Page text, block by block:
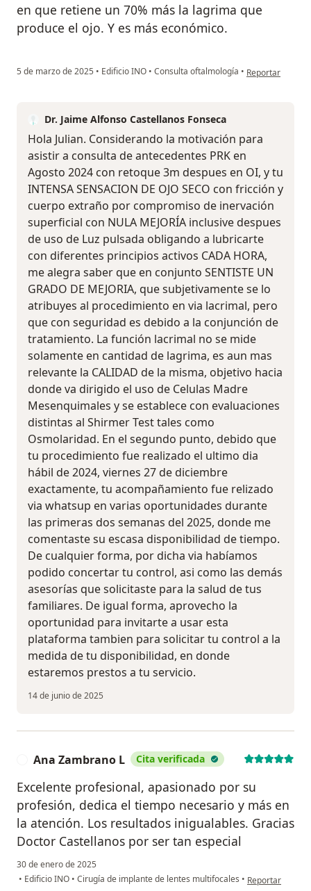
en que retiene un 70% más la lagrima que
produce el ojo. Y es más económico.
5 de marzo de 2025 • Edificio INO • Consulta oftalmología • en opinión del
Reportar
Dr. Jaime Alfonso Castellanos Fonseca
Hola Julian. Considerando la motivación para
asistir a consulta de antecedentes PRK en
Agosto 2024 con retoque 3m despues en OI, y tu
INTENSA SENSACION DE OJO SECO con fricción y
cuerpo extraño por compromiso de inervación
superficial con NULA MEJORÍA inclusive despues
de uso de Luz pulsada obligando a lubricarte
con diferentes principios activos CADA HORA,
me alegra saber que en conjunto SENTISTE UN
GRADO DE MEJORIA, que subjetivamente se lo
atribuyes al procedimiento en via lacrimal, pero
que con seguridad es debido a la conjunción de
tratamiento. La función lacrimal no se mide
solamente en cantidad de lagrima, es aun mas
relevante la CALIDAD de la misma, objetivo hacia
donde va dirigido el uso de Celulas Madre
Mesenquimales y se establece con evaluaciones
distintas al Shirmer Test tales como
Osmolaridad. En el segundo punto, debido que
tu procedimiento fue realizado el ultimo dia
hábil de 2024, viernes 27 de diciembre
exactamente, tu acompañamiento fue relizado
via whatsup en varias oportunidades durante
las primeras dos semanas del 2025, donde me
comentaste su escasa disponibilidad de tiempo.
De cualquier forma, por dicha via habíamos
podido concertar tu control, asi como las demás
asesorías que solicitaste para la salud de tus
familiares. De igual forma, aprovecho la
oportunidad para invitarte a usar esta
plataforma tambien para solicitar tu control a la
medida de tu disponibilidad, en donde
estaremos prestos a tu servicio.
14 de junio de 2025
Ana Zambrano L Cita verificada
Excelente profesional, apasionado por su
profesión, dedica el tiempo necesario y más en
la atención. Los resultados inigualables. Gracias
Doctor Castellanos por ser tan especial
30 de enero de 2025
• Edificio INO • Cirugía de implante de lentes multifocales • en opinión del
Reportar